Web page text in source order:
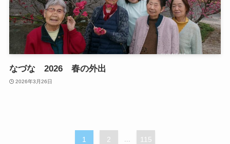
なづな 2026 春の外出
2026年3月26日
1 2 115